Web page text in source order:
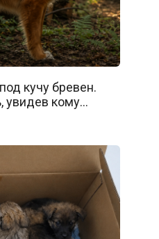
кучу бревен.
увидев кому…